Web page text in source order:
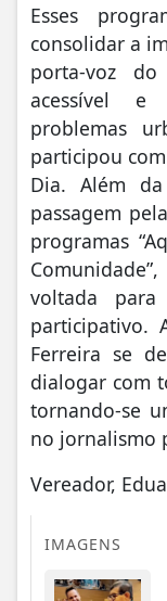
Esses
consolidar a
porta-voz
acessível
problemas
participou
Dia. Além
passagem
programas
voltada
participativo.
Ferreira se
dialogar com
tornando-se
no jornalismo
Vereador,
IMAGENS